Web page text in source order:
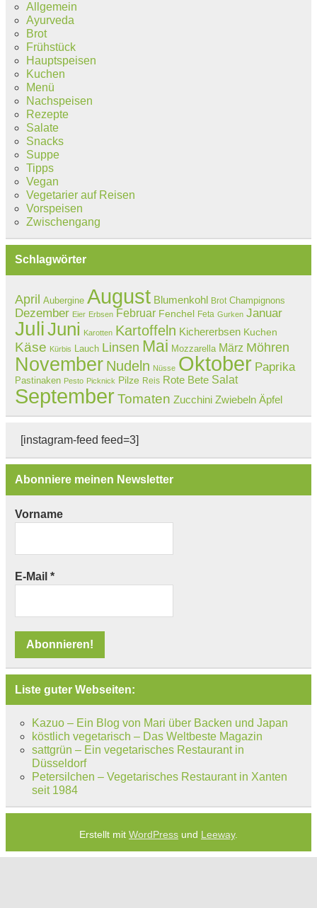
Allgemein
Ayurveda
Brot
Frühstück
Hauptspeisen
Kuchen
Menü
Nachspeisen
Rezepte
Salate
Snacks
Suppe
Tipps
Vegan
Vegetarier auf Reisen
Vorspeisen
Zwischengang
Schlagwörter
April Aubergine August Blumenkohl Brot Champignons
Dezember Eier Erbsen Februar Fenchel Feta Gurken Januar
JuliJuni Karotten Kartoffeln Kichererbsen Kuchen
Käse Kürbis Lauch Linsen Mai Mozzarella März Möhren
November Nudeln Nüsse Oktober Paprika
Pastinaken Pesto Picknick Pilze Reis Rote Bete Salat
September Tomaten Zucchini Zwiebeln Äpfel
[instagram-feed feed=3]
Abonniere meinen Newsletter
Vorname
E-Mail *
Liste guter Webseiten:
Kazuo – Ein Blog von Mari über Backen und Japan
köstlich vegetarisch – Das Weltbeste Magazin
sattgrün – Ein vegetarisches Restaurant in
Düsseldorf
Petersilchen – Vegetarisches Restaurant in Xanten
seit 1984
Erstellt mit WordPress und Leeway.